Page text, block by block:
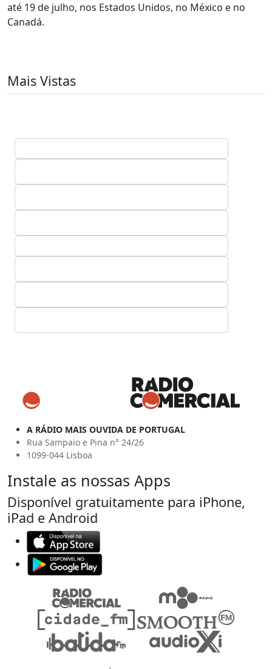
até 19 de julho, nos Estados Unidos, no México e no
Canadá.
Mais Vistas
A RÁDIO MAIS OUVIDA DE PORTUGAL
Rua Sampaio e Pina n° 24/26
1099-044 Lisboa
Instale as nossas Apps
Disponível gratuitamente para iPhone,
iPad e Android